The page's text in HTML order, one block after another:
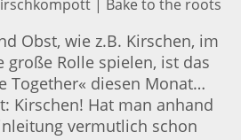
Obst, wie z.B. Kirschen, im
Rolle spielen, ist das
Together« diesen Monat…
Kirschen! Hat man anhand
vermutlich schon